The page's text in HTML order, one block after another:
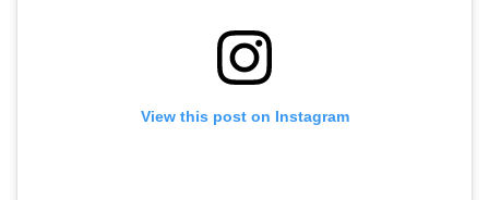
View this post on Instagram